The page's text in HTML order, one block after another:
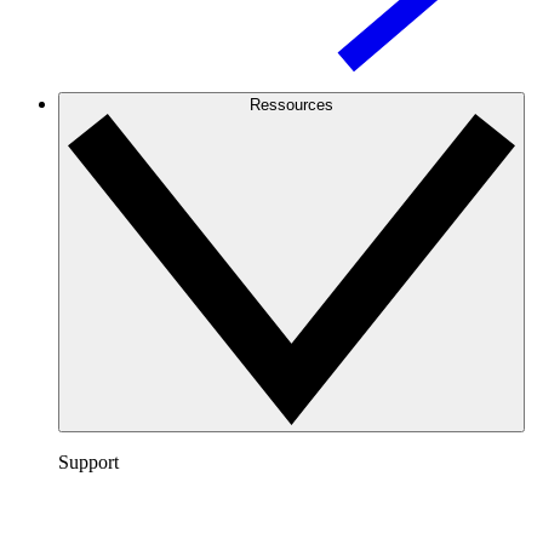
Ressources
Support